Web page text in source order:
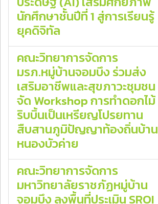
นักศึกษาชั้นปีที่ 1 สู่การเรียนรู้
ยุคดิจิทัล
คณะวิทยาการจัดการ
มรภ.หมู่บ้านจอมบึง ร่วมส่ง
เสริมอาชีพและสุขภาวะชุมชน
จัด Workshop การทำดอกไม้
ริบบิ้นเป็นเหรียญโปรยทาน
สืบสานภูมิปัญญาท้องถิ่นบ้าน
หนองบัวค่าย
คณะวิทยาการจัดการ
มหาวิทยาลัยราชภัฏหมู่บ้าน
จอมบึง ลงพื้นที่ประเมิน SROI